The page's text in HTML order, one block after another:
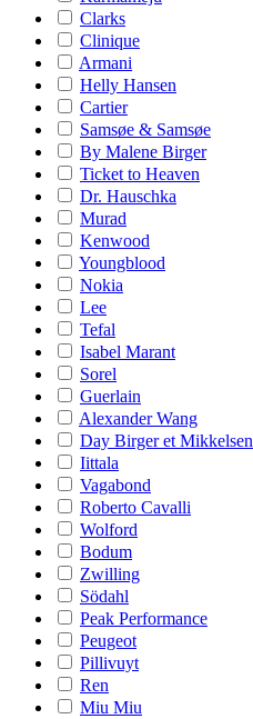
Clarks
Clinique
Armani
Helly Hansen
Cartier
Samsøe & Samsøe
By Malene Birger
Ticket to Heaven
Dr. Hauschka
Murad
Kenwood
Youngblood
Nokia
Lee
Tefal
Isabel Marant
Sorel
Guerlain
Alexander Wang
Day Birger et Mikkelsen
Iittala
Vagabond
Roberto Cavalli
Wolford
Bodum
Zwilling
Södahl
Peak Performance
Peugeot
Pillivuyt
Ren
Miu Miu